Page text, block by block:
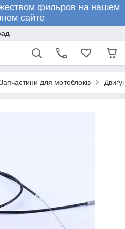
фильров на нашем
сайте
для мотоблоків